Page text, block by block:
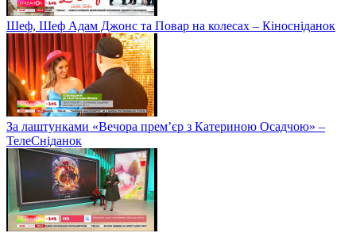
Шеф, Шеф Адам Джонс та Повар на колесах – Кіносніданок
За лаштунками «Вечора прем’єр з Катериною Осадчою» –
ТелеСніданок